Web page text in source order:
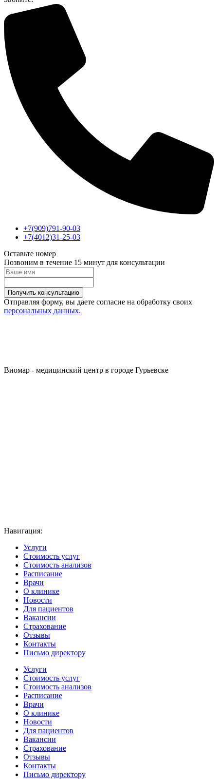
+7(909)791-90-03
+7(4012)31-25-03
Оставьте номер
Позвоним в течение 15 минут для консультации
Получить консультацию
Отправляя форму, вы даете согласие на обработку своих
персональных данных.
Виомар - медицинский центр в городе Гурьевске
Навигация:
Услуги
Стоимость услуг
Стоимость анализов
Расписание
Врачи
О клинике
Новости
Для пациентов
Вакансии
Страхование
Отзывы
Контакты
Письмо директору
Услуги
Стоимость услуг
Стоимость анализов
Расписание
Врачи
О клинике
Новости
Для пациентов
Вакансии
Страхование
Отзывы
Контакты
Письмо директору